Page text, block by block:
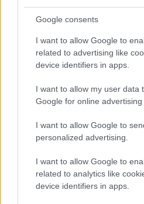
Google consents
I want to allow Google to
related to advertising like
device identifiers in apps.
I want to allow my user data
Google for online advertising
I want to allow Google to
personalized advertising.
I want to allow Google to
related to analytics like
device identifiers in apps.
Γι' άλλη μία χρονιά, η
παραστάσεις για
σκηνές είναι πλούσια.
προσφέρουν
μόρφωση στους μικρούς